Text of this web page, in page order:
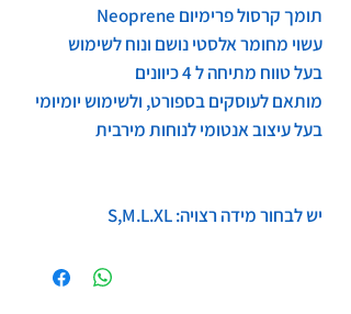
תומך קרסול פרימיום Neoprene
עשוי מחומר אלסטי נושם ונוח לשימוש
בעל טווח מתיחה ל 4 כיוונים
מותאם לעוסקים בספורט, ולשימוש יומיומי
בעל עיצוב אנטומי לנוחות מירבית
יש לבחור מידה רצויה: S,M.L.XL